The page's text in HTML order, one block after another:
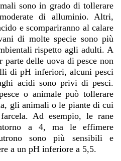
sono in grado di tollerare
di alluminio. Altri,
e scompariranno al calare
di molte specie sono più
rispetto agli adulti. A
delle uova di pesce non
di pH inferiori, alcuni pesci
acidi sono privi di pesci.
o animale può tollerare
gli animali o le piante di cui
Ad esempio, le rane
a 4, ma le effimere
sono più sensibili e
a un pH inferiore a 5,5.